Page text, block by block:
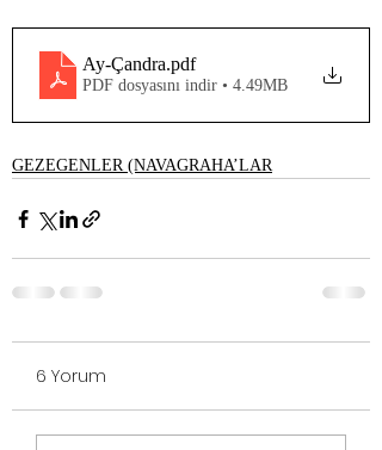
Ay-Çandra.pdf
PDF dosyasını indir • 4.49MB
GEZEGENLER (NAVAGRAHA’LAR
6 Yorum